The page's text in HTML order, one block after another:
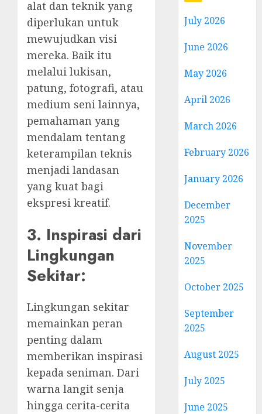
alat dan teknik yang
diperlukan untuk
mewujudkan visi
mereka. Baik itu
melalui lukisan,
patung, fotografi, atau
medium seni lainnya,
pemahaman yang
mendalam tentang
keterampilan teknis
menjadi landasan
yang kuat bagi
ekspresi kreatif.
3. Inspirasi dari
Lingkungan
Sekitar:
Lingkungan sekitar
memainkan peran
penting dalam
memberikan inspirasi
kepada seniman. Dari
warna langit senja
hingga cerita-cerita
July 2026
June 2026
May 2026
April 2026
March 2026
February 2026
January 2026
December
2025
November
2025
October 2025
September
2025
August 2025
July 2025
June 2025